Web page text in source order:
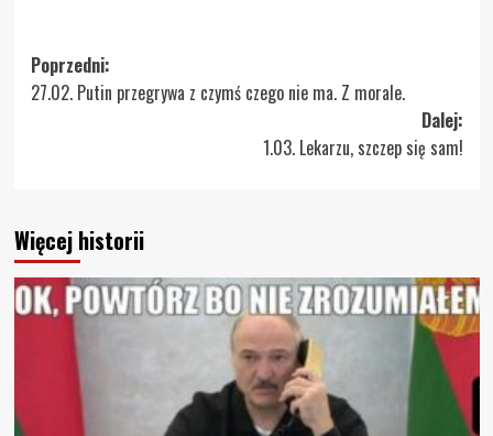
Zobacz
wpisy
Poprzedni:
27.02. Putin przegrywa z czymś czego nie ma. Z morale.
Dalej:
1.03. Lekarzu, szczep się sam!
Więcej historii